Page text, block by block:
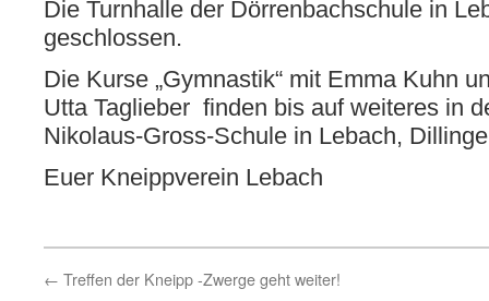
Die Turnhalle der Dörrenbachschule in
geschlossen.
Die Kurse „Gymnastik“ mit Emma Kuhn
Utta Taglieber finden bis auf weiteres in
Nikolaus-Gross-Schule in Lebach,
Euer Kneippverein Lebach
← Treffen der Kneipp -Zwerge geht weiter!